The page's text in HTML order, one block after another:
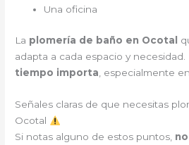
Una oficina
La plomería de baño en Ocotal
adapta a cada espacio y
tiempo importa, especialmente
Señales claras de que necesitas
Ocotal
Si notas alguno de estos puntos,